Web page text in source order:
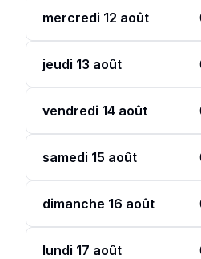
mercredi 12 août
jeudi 13 août
vendredi 14 août
samedi 15 août
dimanche 16 août
lundi 17 août